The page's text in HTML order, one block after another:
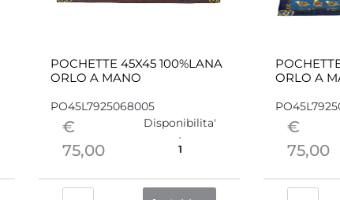
POCHETTE 45X45 100%LANA
ORLO A MANO
PO45L7925068005
€
75,00
Disponibilita'
1
ORLO A
€
75,00